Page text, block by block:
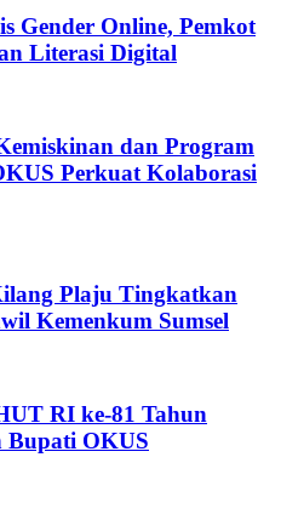
Gender Online, Pemkot
Literasi Digital
dan Program
Perkuat Kolaborasi
Plaju Tingkatkan
Kemenkum Sumsel
RI ke-81 Tahun
Bupati OKUS